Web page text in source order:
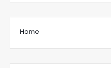
Home